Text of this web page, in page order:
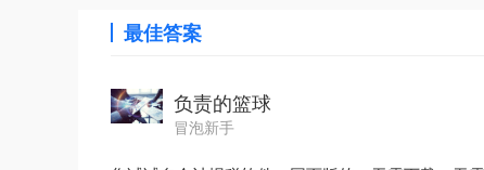
最佳答案
负责的篮球
冒泡新手